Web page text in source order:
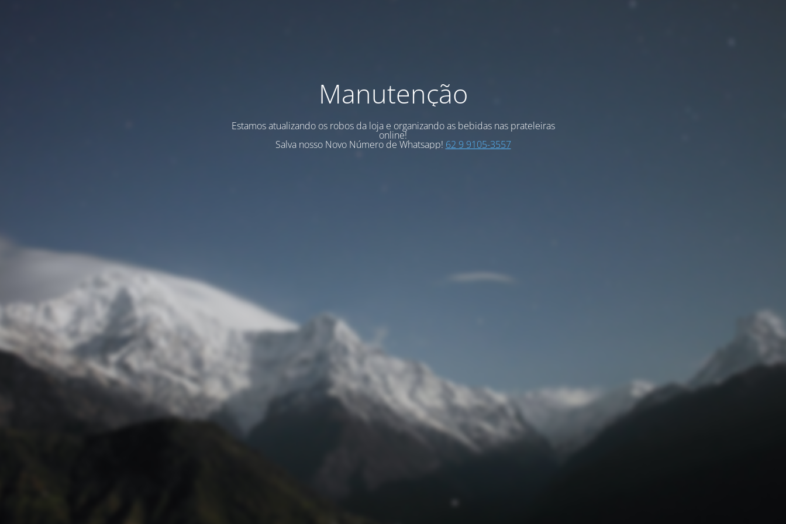
Manutenção
Estamos atualizando os robos da loja e organizando as bebidas nas prateleiras
online!
Salva nosso Novo Número de Whatsapp! 62 9 9105-3557